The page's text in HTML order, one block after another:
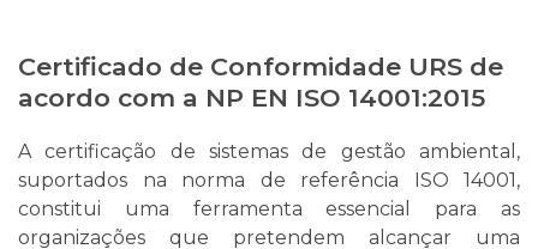
Certificado de Conformidade URS de
acordo com a NP EN ISO 14001:2015
A certificação de sistemas de gestão ambiental,
suportados na norma de referência ISO 14001,
constitui uma ferramenta essencial para as
organizações que pretendem alcançar uma